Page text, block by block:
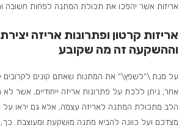
אריזות אשר יהפכו את תכולת המתנה לפחות חשובה
אריזות קרטון ופתרונות אריזה
וההשקעה זה מה שקובע
על מנת \”לשפץ\” את המתנות שאתם קונים לקרובים
אחר, ניתן ללכת על פתרונות אריזה ייחודיים, אשר
הלב מתכולת המתנה לאריזה עצמה, אלא גם יראו
מצדכם ועל כוונה להביא מתנה מושקעת ומעוצבת. כך,